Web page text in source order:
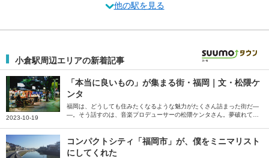
他の駅を見る
小倉駅周辺エリアの新着記事
2023-10-19
「本当に良いもの」が集まる街・福岡｜文・松隈ケ
ンタ
福岡は、どうしても住みたくなるような魅力がたくさん詰まった街だ―
―。そう話すのは、音楽プロデューサーの松隈ケンタさん。夢破れて帰
した。
コンパクトシティ「福岡市」が、僕をミニマリスト
にしてくれた